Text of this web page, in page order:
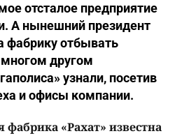
отсталое предприятие
А нынешний президент
фабрику отбывать
другом
узнали, посетив
и офисы компании.
фабрика «Рахат» известна